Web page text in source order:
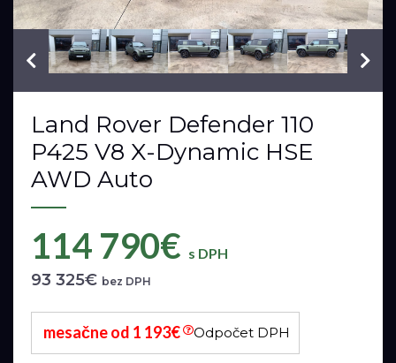
VIN: SALEA7BE1T2487246
Land Rover Defender 110
P425 V8 X-Dynamic HSE
AWD Auto
114 790€ s DPH
93 325€ bez DPH
mesačne od 1 193€ Odpočet DPH